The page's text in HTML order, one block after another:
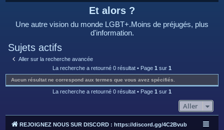
r
Et alors ?
Une autre vision du monde LGBT+.Moins de préjugés, plus
d'information.
Sujets actifs
Aller sur la recherche avancée
La recherche a retourné 0 résultat • Page 1 sur 1
Aucun résultat ne correspond aux termes que vous avez spécifiés.
La recherche a retourné 0 résultat • Page 1 sur 1
Aller
REJOIGNEZ NOUS SUR DISCORD : https://discord.gg/4C2Bvub